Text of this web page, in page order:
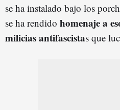
se ha instalado bajo los
se ha rendido homenaje a
milicias antifascistas que